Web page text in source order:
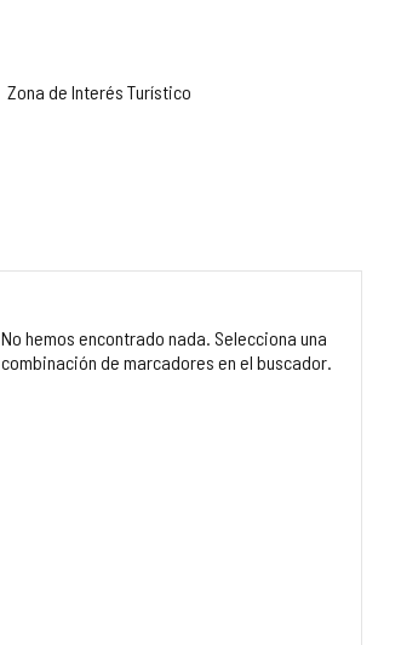
Zona de Interés Turístico
No hemos encontrado nada. Selecciona una
combinación de marcadores en el buscador.